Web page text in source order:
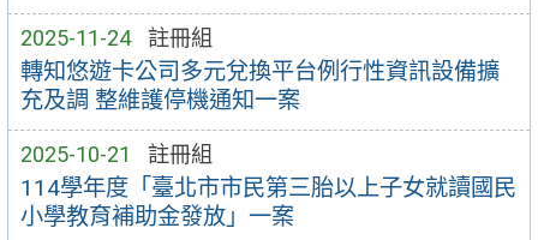
2025-11-24 註冊組
轉知悠遊卡公司多元兌換平台例行性資訊設備擴
充及調 整維護停機通知一案
2025-10-21 註冊組
114學年度「臺北市市民第三胎以上子女就讀國民
小學教育補助金發放」一案